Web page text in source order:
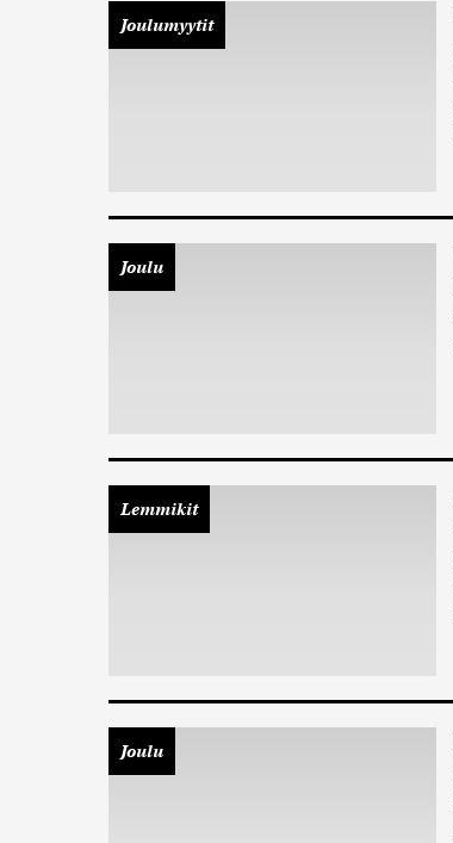
Joulumyytit
Joulu
Lemmikit
Joulu